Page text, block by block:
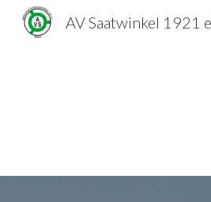
AV Saatwinkel 1921